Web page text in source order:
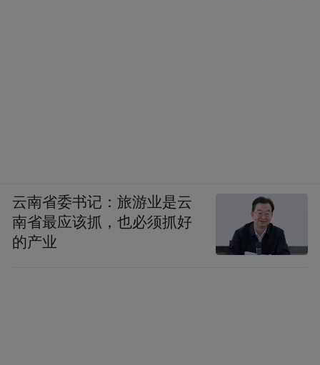
云南省委书记：旅游业是云
南省最应该抓，也必须抓好
的产业